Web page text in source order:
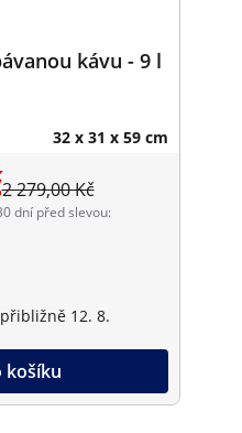
kávu - 9 l
32 x 31 x 59 cm
2 279,00 Kč
dní před slevou:
přibližně 12. 8.
košíku